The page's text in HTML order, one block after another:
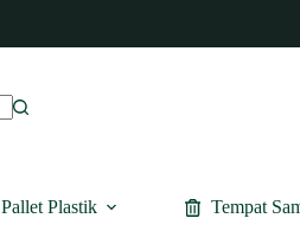
Pallet Plastik Tempat